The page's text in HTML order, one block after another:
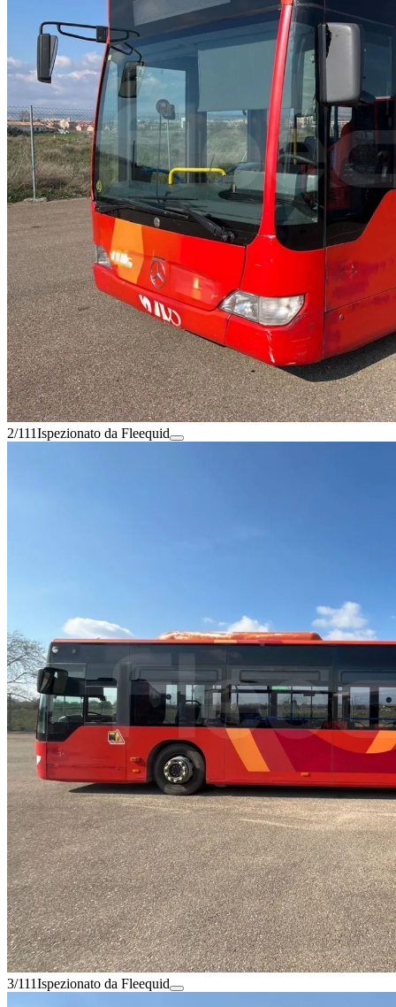
2/111Ispezionato da Fleequid
3/111Ispezionato da Fleequid